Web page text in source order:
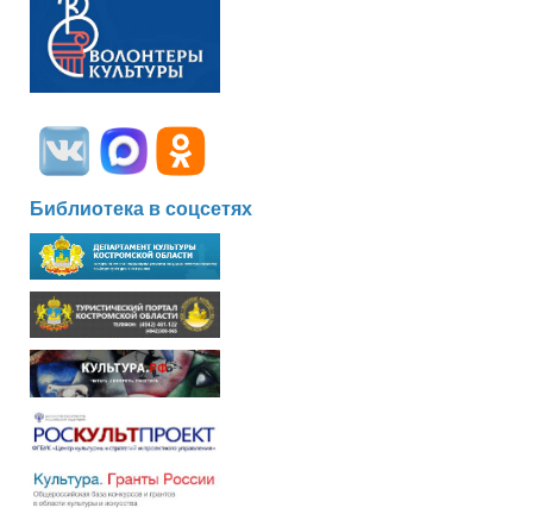
Библиотека в соцсетях